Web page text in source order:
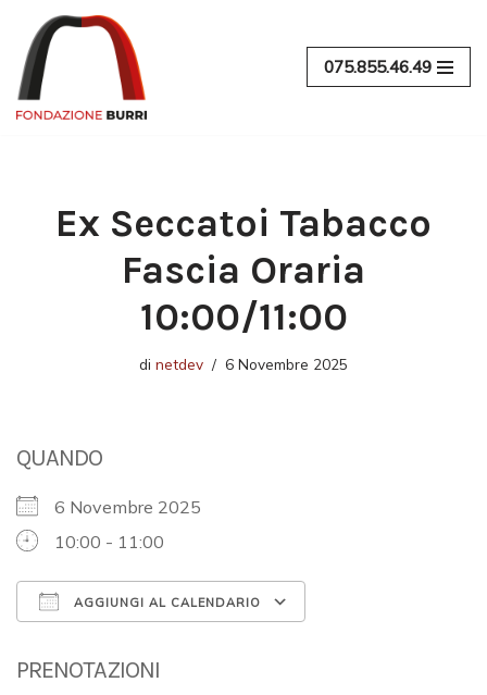
Vai
al
contenuto
075.855.46.49
Ex Seccatoi Tabacco
Fascia Oraria
10:00/11:00
di netdev 6 Novembre 2025
QUANDO
6 Novembre 2025
10:00 - 11:00
AGGIUNGI AL CALENDARIO
PRENOTAZIONI